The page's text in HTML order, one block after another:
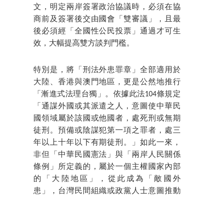
文，明定兩岸簽署政治協議時，必須在協
商前及簽署後交由國會「雙審議」，且最
後必須經「全國性公民投票」通過才可生
效，大幅提高雙方談判門檻。
特別是，將「刑法外患罪章」全部適用於
大陸、香港與澳門地區，更是公然地推行
「漸進式法理台獨」。依據此法104條規定
「通謀外國或其派遣之人，意圖使中華民
國領域屬於該國或他國者，處死刑或無期
徒刑。預備或陰謀犯第一項之罪者，處三
年以上十年以下有期徒刑。」如此一來，
非但「中華民國憲法」與「兩岸人民關係
條例」所定義的，屬於一個主權國家內部
的「大陸地區」，從此成為「敵國外
患」，台灣民間組織或政黨人士意圖推動